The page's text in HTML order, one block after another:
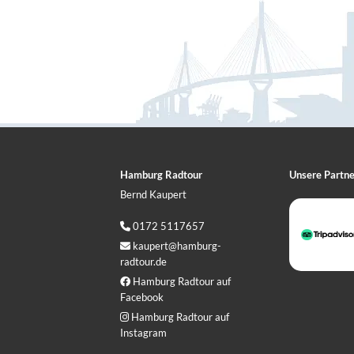
Hamburg Radtour
Bernd Kaupert
 0172 5117657
 kaupert@hamburg-
radtour.de
 Hamburg Radtour auf
Facebook
 Hamburg Radtour auf
Instagram
Unsere